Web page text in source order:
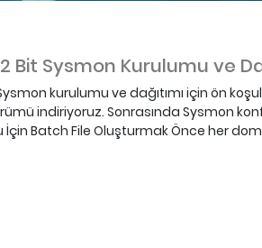
Bit Sysmon Kurulumu ve
kurulumu ve dağıtımı için ön
indiriyoruz. Sonrasında Sysmon
Batch File Oluşturmak Önce her